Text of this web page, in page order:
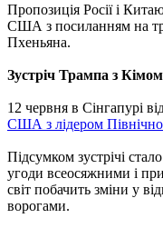
Пропозиція Росії і
США з посиланням на
Пхеньяна.
Зустріч Трампа з Кімом
12 червня в Сінгапурі
США з лідером
Підсумком зустрічі
угоди всеосяжними і
світ побачить зміни у
ворогами.